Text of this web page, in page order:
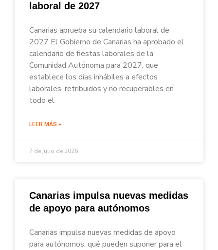
laboral de 2027
Canarias aprueba su calendario laboral de
2027 El Gobierno de Canarias ha aprobado el
calendario de fiestas laborales de la
Comunidad Autónoma para 2027, que
establece los días inhábiles a efectos
laborales, retribuidos y no recuperables en
todo el
LEER MÁS »
7 de julio de 2026
Canarias impulsa nuevas medidas
de apoyo para autónomos
Canarias impulsa nuevas medidas de apoyo
para autónomos: qué pueden suponer para el